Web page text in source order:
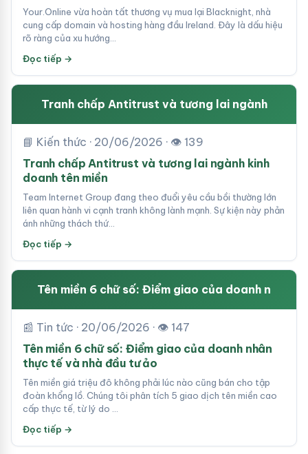
Your.Online vừa hoàn tất thương vụ mua lại Blacknight, nhà
cung cấp domain và hosting hàng đầu Ireland. Đây là dấu hiệu
rõ ràng của xu hướng…
Đọc tiếp →
Tranh chấp Antitrust và tương lai ngành
📘 Kiến thức · 20/06/2026 · 👁 139
Tranh chấp Antitrust và tương lai ngành kinh
doanh tên miền
Team Internet Group đang theo đuổi yêu cầu bồi thường lớn
liên quan hành vi cạnh tranh không lành mạnh. Sự kiện này phản
ánh những thách thứ…
Đọc tiếp →
Tên miền 6 chữ số: Điểm giao của doanh n
📰 Tin tức · 20/06/2026 · 👁 147
Tên miền 6 chữ số: Điểm giao của doanh nhân
thực tế và nhà đầu tư ảo
Tên miền giá triệu đô không phải lúc nào cũng bán cho tập
đoàn khổng lồ. Chúng tôi phân tích 5 giao dịch tên miền cao
cấp thực tế, từ lý do …
Đọc tiếp →